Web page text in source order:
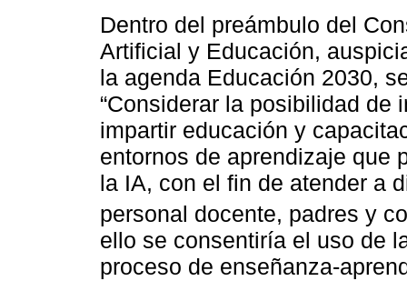
Dentro del preámbulo del
Artificial y Educación,
la agenda Educación 2030,
“Considerar la posibilidad de
impartir educación y
entornos de aprendizaje que
la IA, con el fin de atender a
personal docente, padres y
ello se consentiría el uso de
proceso de enseñanza-